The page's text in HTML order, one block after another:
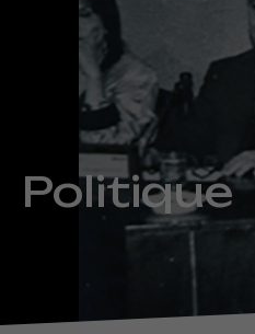
Politique